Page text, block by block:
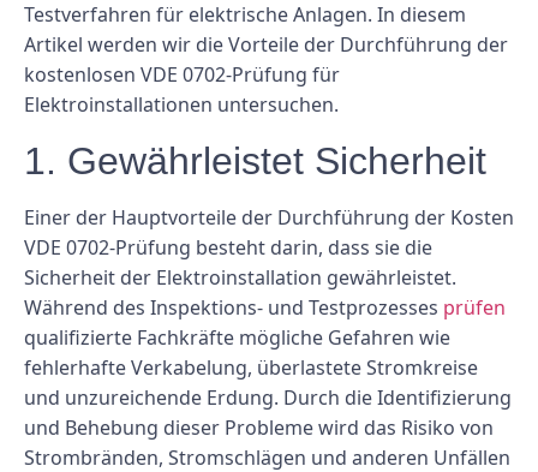
Testverfahren für elektrische Anlagen. In diesem
Artikel werden wir die Vorteile der Durchführung der
kostenlosen VDE 0702-Prüfung für
Elektroinstallationen untersuchen.
1. Gewährleistet Sicherheit
Einer der Hauptvorteile der Durchführung der Kosten
VDE 0702-Prüfung besteht darin, dass sie die
Sicherheit der Elektroinstallation gewährleistet.
Während des Inspektions- und Testprozesses prüfen
qualifizierte Fachkräfte mögliche Gefahren wie
fehlerhafte Verkabelung, überlastete Stromkreise
und unzureichende Erdung. Durch die Identifizierung
und Behebung dieser Probleme wird das Risiko von
Strombränden, Stromschlägen und anderen Unfällen